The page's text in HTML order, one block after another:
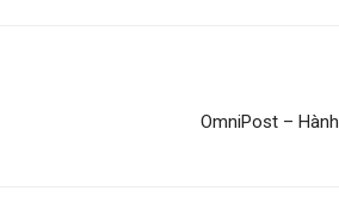
OmniPost –